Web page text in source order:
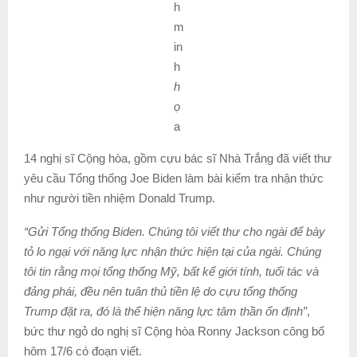
h
m
in
h
h
ọ
a
14 nghị sĩ Cộng hòa, gồm cựu bác sĩ Nhà Trắng đã viết thư
yêu cầu Tổng thống Joe Biden làm bài kiểm tra nhận thức
như người tiền nhiệm Donald Trump.
“Gửi Tổng thống Biden. Chúng tôi viết thư cho ngài để bày
tỏ lo ngại với năng lực nhận thức hiện tại của ngài. Chúng
tôi tin rằng mọi tổng thống Mỹ, bất kể giới tính, tuổi tác và
đảng phái, đều nên tuân thủ tiền lệ do cựu tổng thống
Trump đặt ra, đó là thể hiện năng lực tâm thần ổn định”,
bức thư ngỏ do nghị sĩ Cộng hòa Ronny Jackson công bố
hôm 17/6 có đoạn viết.